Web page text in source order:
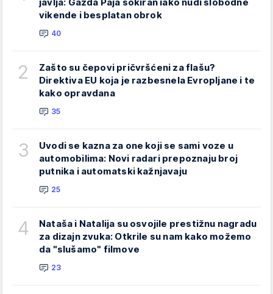
vikende i besplatan obrok
40
2
Zašto su čepovi pričvršćeni za flašu?
Direktiva EU koja je razbesnela Evropljane i te
kako opravdana
35
3
Uvodi se kazna za one koji se sami voze u
automobilima: Novi radari prepoznaju broj
putnika i automatski kažnjavaju
25
4
Nataša i Natalija su osvojile prestižnu nagradu
za dizajn zvuka: Otkrile su nam kako možemo
da "slušamo" filmove
23